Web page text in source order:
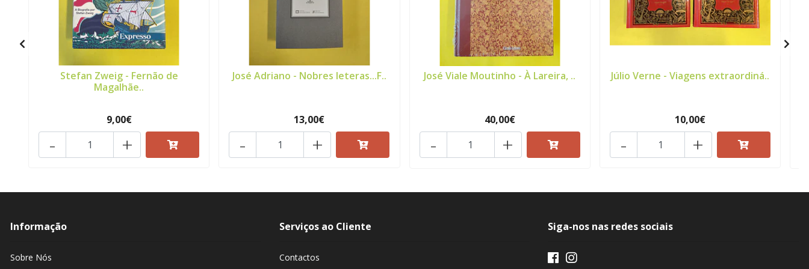
Stefan Zweig - Fernão de
Magalhãe..
9,00€
+
-
José Adriano - Nobres leteras...F..
13,00€
+
-
José Viale Moutinho - À Lareira, ..
40,00€
+
-
Júlio Verne - Viagens extraordiná..
10,00€
+
-
Informação
Sobre Nós
Serviços ao Cliente
Contactos
Siga-nos nas redes sociais